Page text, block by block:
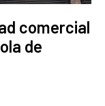
comercial
de